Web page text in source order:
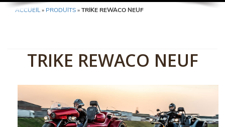
CONTENU
CONTENU
ACCUEIL» PRODUITS»TRIKE REWACO NEUF
TRIKE REWACO NEUF